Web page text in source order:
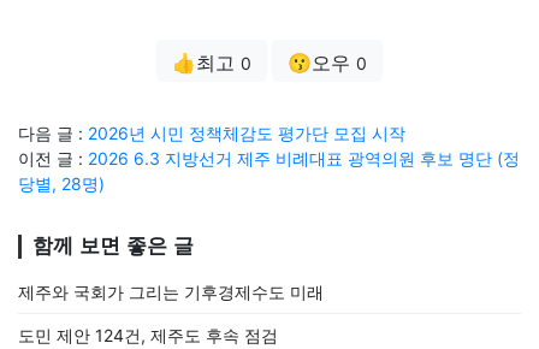
👍최고 0 😗오우 0
다음 글 : 2026년 시민 정책체감도 평가단 모집 시작
이전 글 : 2026 6.3 지방선거 제주 비례대표 광역의원 후보 명단 (정
당별, 28명)
함께 보면 좋은 글
제주와 국회가 그리는 기후경제수도 미래
도민 제안 124건, 제주도 후속 점검